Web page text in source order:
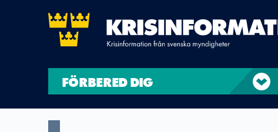
FÖRBERED DIG